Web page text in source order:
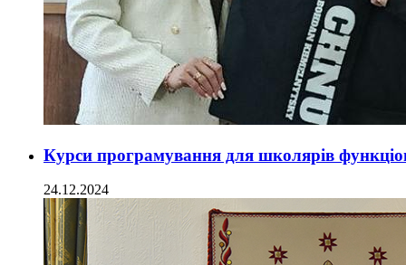
Курси програмування для школярів
24.12.2024